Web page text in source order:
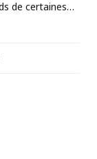
de certaines…